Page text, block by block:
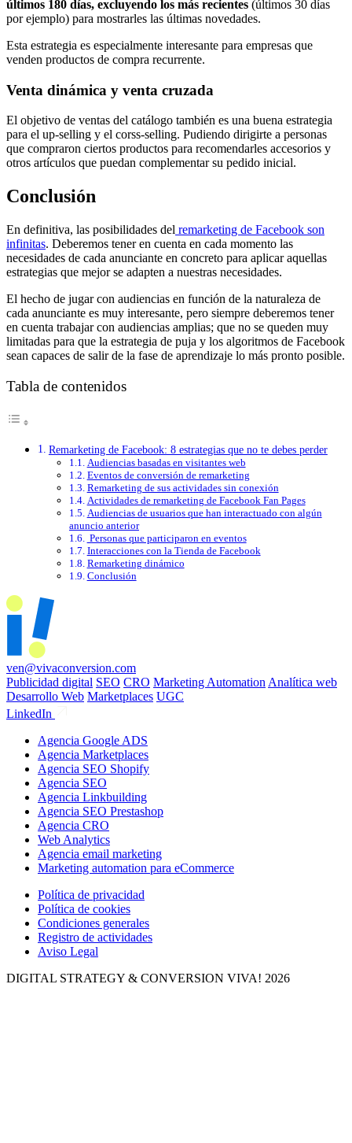
últimos 180 días, excluyendo los más recientes (últimos 30 días
por ejemplo) para mostrarles las últimas novedades.
Esta estrategia es especialmente interesante para empresas que
venden productos de compra recurrente.
Venta dinámica y venta cruzada
El objetivo de ventas del catálogo también es una buena estrategia
para el up-selling y el corss-selling. Pudiendo dirigirte a personas
que compraron ciertos productos para recomendarles accesorios y
otros artículos que puedan complementar su pedido inicial.
Conclusión
En definitiva, las posibilidades del remarketing de Facebook son
infinitas. Deberemos tener en cuenta en cada momento las
necesidades de cada anunciante en concreto para aplicar aquellas
estrategias que mejor se adapten a nuestras necesidades.
El hecho de jugar con audiencias en función de la naturaleza de
cada anunciante es muy interesante, pero siempre deberemos tener
en cuenta trabajar con audiencias amplias; que no se queden muy
limitadas para que la estrategia de puja y los algoritmos de Facebook
sean capaces de salir de la fase de aprendizaje lo más pronto posible.
Tabla de contenidos
Remarketing de Facebook: 8 estrategias que no te debes perder
Audiencias basadas en visitantes web
Eventos de conversión de remarketing
Remarketing de sus actividades sin conexión
Actividades de remarketing de Facebook Fan Pages
Audiencias de usuarios que han interactuado con algún
anuncio anterior
Personas que participaron en eventos
Interacciones con la Tienda de Facebook
Remarketing dinámico
Conclusión
ven@vivaconversion.com
Publicidad digital SEO CRO Marketing Automation Analítica web
Desarrollo Web Marketplaces UGC
LinkedIn
Agencia Google ADS
Agencia Marketplaces
Agencia SEO Shopify
Agencia SEO
Agencia Linkbuilding
Agencia SEO Prestashop
Agencia CRO
Web Analytics
Agencia email marketing
Marketing automation para eCommerce
Política de privacidad
Política de cookies
Condiciones generales
Registro de actividades
Aviso Legal
DIGITAL STRATEGY & CONVERSION VIVA! 2026